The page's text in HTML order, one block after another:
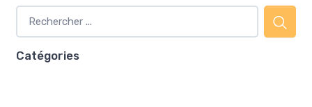
Catégories